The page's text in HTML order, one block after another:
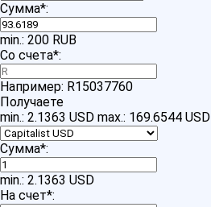
Сумма*:
min.: 200 RUB
Со счета*:
Например: R15037760
Получаете
min.: 2.1363 USD max.: 169.6544 USD
Сумма*:
min.: 2.1363 USD
На счет*: